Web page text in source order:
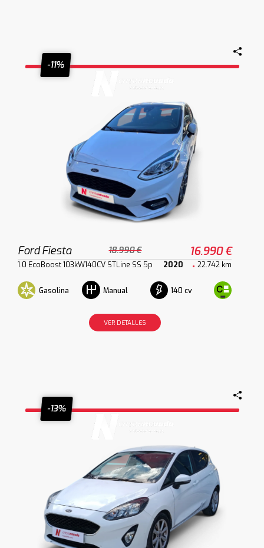
-11%
Ford Fiesta 18.990 € 16.990 €
1.0 EcoBoost 103kW140CV STLine SS 5p 2020 22.742 km
Gasolina Manual 140 cv
VER DETALLES
-13%